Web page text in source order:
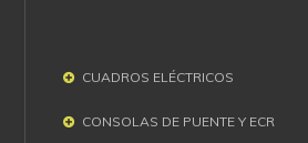
CUADROS ELÉCTRICOS
CONSOLAS DE PUENTE Y ECR